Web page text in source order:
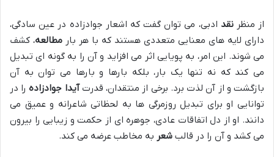
از منظرنقد ادبی، می توان گفت که اشعار جوادزاده در عین سادگی،
دارای لایه های معنایی متعددی هستند که با هر بار مطالعه، کشف
می شوند. این امر، به پویایی اثر می افزاید و آن را به گونه ای تبدیل
می کند که نه تنها یک بار، بلکه بارها و بارها می توان به آن
بازگشت و از آن لذت برد. برخی از منتقدان، قدرتآیدا جوادزادهرا در
توانایی او برای تبدیل روزمرگی ها به لحظاتی شاعرانه و عمیق می
دانند. او از دل اتفاقات عادی، جوهره ای از حکمت و زیبایی را بیرون
می کشد و آن را در قالب شعر به مخاطب عرضه می کند.